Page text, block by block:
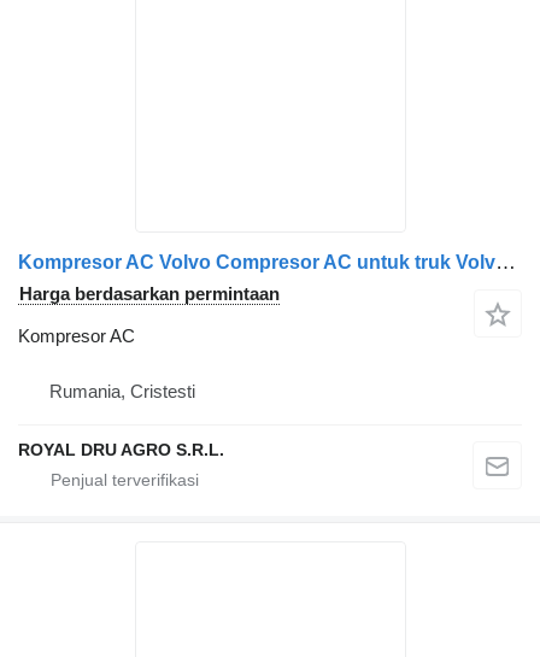
Kompresor AC Volvo Compresor AC untuk truk Volvo 21112387 Utilizat
Harga berdasarkan permintaan
Kompresor AC
Rumania, Cristesti
ROYAL DRU AGRO S.R.L.